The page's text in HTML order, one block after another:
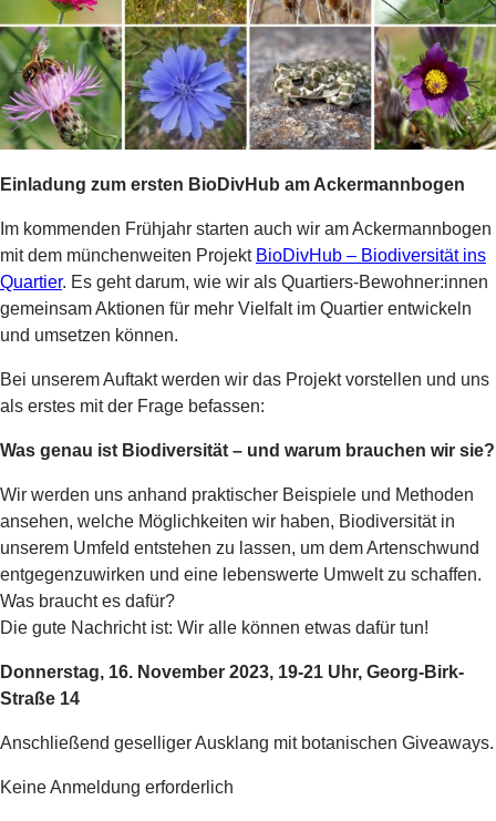
Einladung zum ersten BioDivHub am Ackermannbogen
Im kommenden Frühjahr starten auch wir am Ackermannbogen
mit dem münchenweiten Projekt BioDivHub – Biodiversität ins
Quartier. Es geht darum, wie wir als Quartiers-Bewohner:innen
gemeinsam Aktionen für mehr Vielfalt im Quartier entwickeln
und umsetzen können.
Bei unserem Auftakt werden wir das Projekt vorstellen und uns
als erstes mit der Frage befassen:
Was genau ist Biodiversität – und warum brauchen wir sie?
Wir werden uns anhand praktischer Beispiele und Methoden
ansehen, welche Möglichkeiten wir haben, Biodiversität in
unserem Umfeld entstehen zu lassen, um dem Artenschwund
entgegenzuwirken und eine lebenswerte Umwelt zu schaffen.
Was braucht es dafür?
Die gute Nachricht ist: Wir alle können etwas dafür tun!
Donnerstag, 16. November 2023, 19-21 Uhr, Georg-Birk-
Straße 14
Anschließend geselliger Ausklang mit botanischen Giveaways.
Keine Anmeldung erforderlich